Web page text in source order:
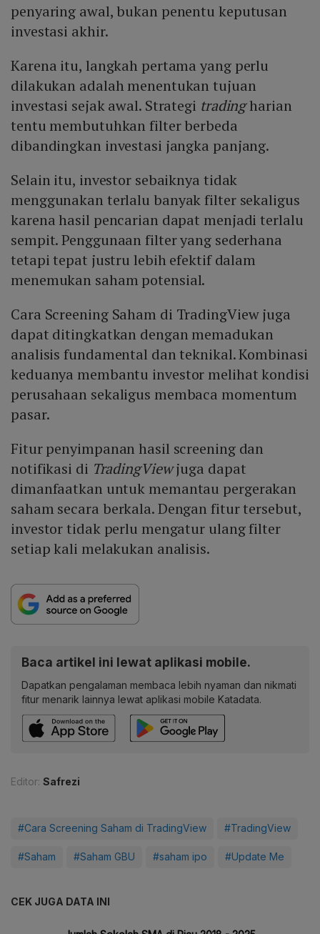
penyaring awal, bukan penentu keputusan
investasi akhir.
Karena itu, langkah pertama yang perlu
dilakukan adalah menentukan tujuan
investasi sejak awal. Strategi tradingharian
tentu membutuhkan filter berbeda
dibandingkan investasi jangka panjang.
Selain itu, investor sebaiknya tidak
menggunakan terlalu banyak filter sekaligus
karena hasil pencarian dapat menjadi terlalu
sempit. Penggunaan filter yang sederhana
tetapi tepat justru lebih efektif dalam
menemukan saham potensial.
Cara Screening Saham di TradingView juga
dapat ditingkatkan dengan memadukan
analisis fundamental dan teknikal. Kombinasi
keduanya membantu investor melihat kondisi
perusahaan sekaligus membaca momentum
pasar.
Fitur penyimpanan hasil screening dan
notifikasi di TradingViewjuga dapat
dimanfaatkan untuk memantau pergerakan
saham secara berkala. Dengan fitur tersebut,
investor tidak perlu mengatur ulang filter
setiap kali melakukan analisis.
Baca artikel ini lewat aplikasi mobile.
Dapatkan pengalaman membaca lebih nyaman dan nikmati
fitur menarik lainnya lewat aplikasi mobile Katadata.
Editor: Safrezi
#Cara Screening Saham di TradingView #TradingView
#Saham #Saham GBU #saham ipo #Update Me
CEK JUGA DATA INI